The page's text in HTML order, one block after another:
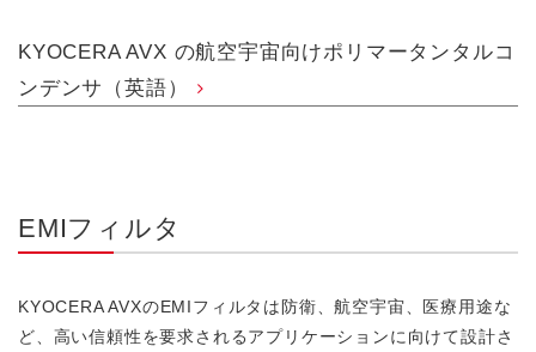
KYOCERA AVX の航空宇宙向けポリマータンタルコ
ンデンサ（英語）
EMIフィルタ
KYOCERA AVXのEMIフィルタは防衛、航空宇宙、医療用途な
ど、高い信頼性を要求されるアプリケーションに向けて設計さ